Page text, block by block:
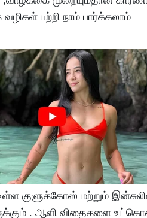
பற்றி நாம் பார்க்கலாம்
குளுக்கோஸ் மற்றும்
. ஆளி விதைகளை